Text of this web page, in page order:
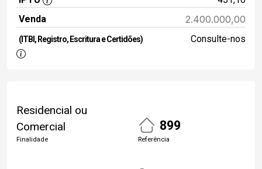
Venda
2.400.000,00
(ITBI, Registro, Escritura e Certidões) Consulte-nos
Residencial ou
Comercial
Finalidade
899
Referência